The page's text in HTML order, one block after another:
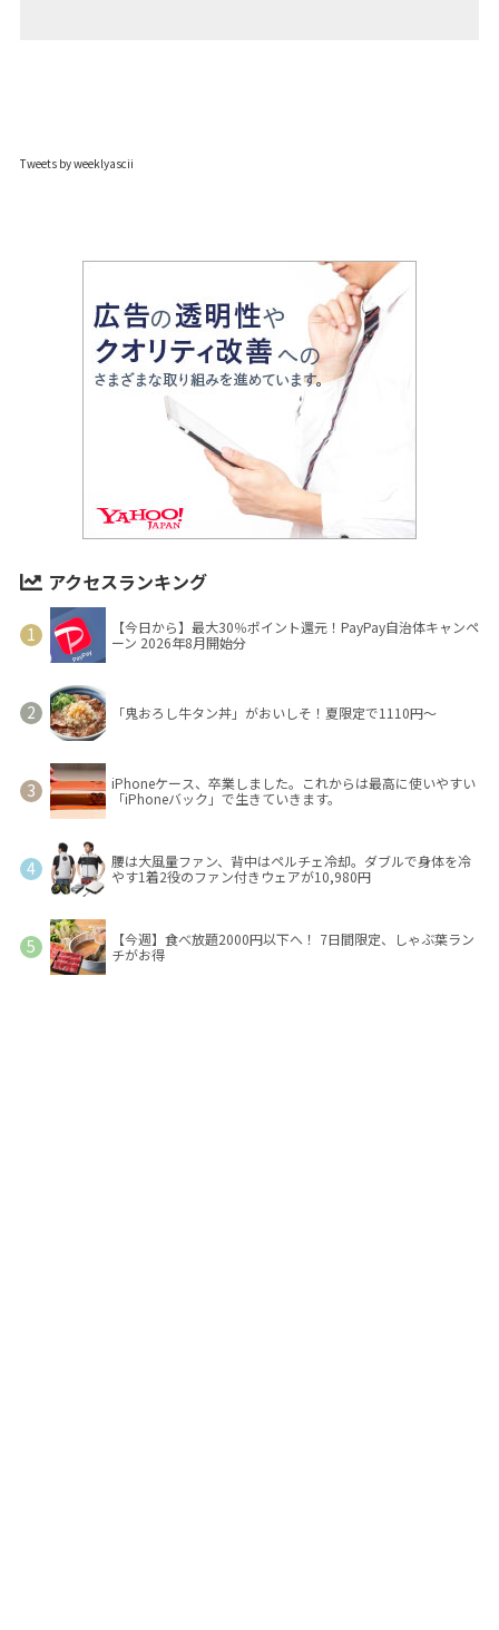
Tweets by weeklyascii
アクセスランキング
【今日から】最大30％ポイント還元！PayPay自治体キャンペ
ーン 2026年8月開始分
「鬼おろし牛タン丼」がおいしそ！夏限定で1110円～
iPhoneケース、卒業しました。これからは最高に使いやすい
「iPhoneバック」で生きていきます。
腰は大風量ファン、背中はペルチェ冷却。ダブルで身体を冷
やす1着2役のファン付きウェアが10,980円
【今週】食べ放題2000円以下へ！ 7日間限定、しゃぶ葉ラン
チがお得